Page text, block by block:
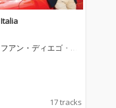
Italia
フアン・ディエゴ・フ
17 tracks